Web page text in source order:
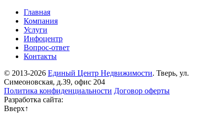
Главная
Компания
Услуги
Инфоцентр
Вопрос-ответ
Контакты
© 2013-2026 Единый Центр Недвижимости. Тверь, ул.
Симеоновская, д.39, офис 204
Политика конфиденциальности Договор оферты
Разработка сайта:
Вверх↑